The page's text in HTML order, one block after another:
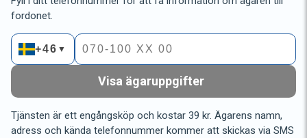
fordonet.
+46 ▼
Visa ägaruppgifter
Tjänsten är ett engångsköp och kostar 39 kr. Ägarens namn,
adress och kända telefonnummer kommer att skickas via SMS